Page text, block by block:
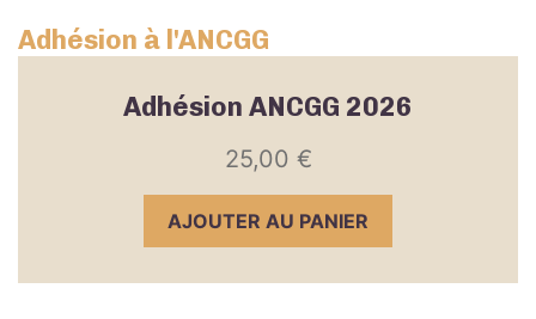
Adhésion à l'ANCGG
Adhésion ANCGG 2026
25,00 €
AJOUTER AU PANIER